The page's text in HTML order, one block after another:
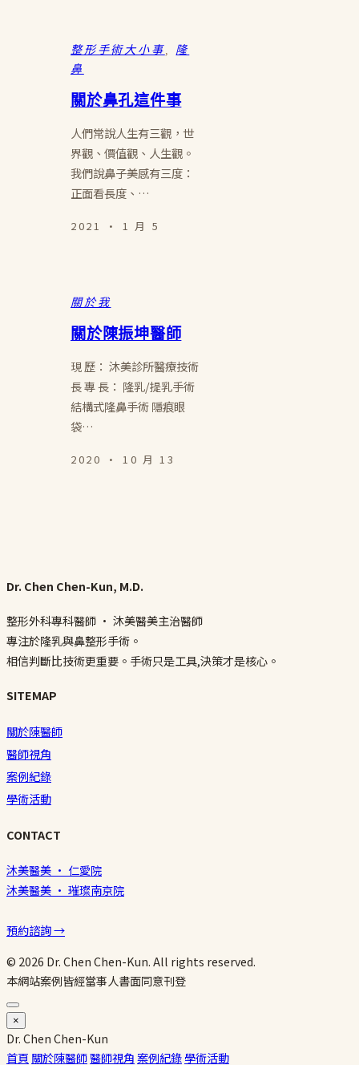
整形手術大小事
隆
鼻
關於鼻孔這件事
人們常說人生有三觀，世
界觀、價值觀、人生觀。
我們說鼻子美感有三度：
正面看長度、…
2021 · 1 月 5
關於我
關於陳振坤醫師
現 歷： 沐美診所醫療技術
長 專 長： 隆乳/提乳手術
結構式隆鼻手術 隱痕眼
袋…
2020 · 10 月 13
Dr. Chen Chen-Kun, M.D.
整形外科專科醫師 · 沐美醫美主治醫師
專注於隆乳與鼻整形手術。
相信判斷比技術更重要。手術只是工具,決策才是核心。
SITEMAP
關於陳醫師
醫師視角
案例紀錄
學術活動
CONTACT
沐美醫美 · 仁愛院
沐美醫美 · 璀璨南京院
預約諮詢 →
© 2026 Dr. Chen Chen-Kun. All rights reserved.
本網站案例皆經當事人書面同意刊登
×
Dr.ChenChen-Kun
首頁 關於陳醫師醫師視角案例紀錄學術活動